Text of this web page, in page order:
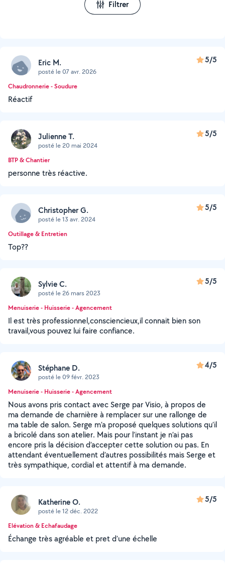
Filtrer
Eric M.
posté le 07 avr. 2026
5/5
Chaudronnerie - Soudure
Réactif
Julienne T.
posté le 20 mai 2024
5/5
BTP & Chantier
personne très réactive.
Christopher G.
posté le 13 avr. 2024
5/5
Outillage & Entretien
Top??
Sylvie C.
posté le 26 mars 2023
5/5
Menuiserie - Huisserie - Agencement
Il est très professionnel,consciencieux,il connait bien son
travail,vous pouvez lui faire confiance.
Stéphane D.
posté le 09 févr. 2023
4/5
Menuiserie - Huisserie - Agencement
Nous avons pris contact avec Serge par Visio, à propos de
ma demande de charnière à remplacer sur une rallonge de
ma table de salon. Serge m’a proposé quelques solutions qu’il
a bricolé dans son atelier. Mais pour l’instant je n’ai pas
encore pris la décision d’accepter cette solution ou pas. En
attendant éventuellement d’autres possibilités mais Serge et
très sympathique, cordial et attentif à ma demande.
Katherine O.
posté le 12 déc. 2022
5/5
Elévation & Echafaudage
Échange très agréable et pret d’une échelle